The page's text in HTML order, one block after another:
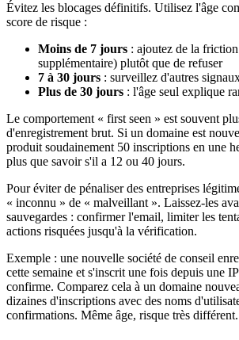
Évitez les blocages définitifs. Utilisez l'âge
score de risque :
Moins de 7 jours : ajoutez de la
supplémentaire) plutôt que de refuser
7 à 30 jours : surveillez d'autres
Plus de 30 jours : l'âge seul explique
Le comportement « first seen » est souvent
d'enregistrement brut. Si un domaine est
produit soudainement 50 inscriptions en une
plus que savoir s'il a 12 ou 40 jours.
Pour éviter de pénaliser des entreprises
« inconnu » de « malveillant ». Laissez-les
sauvegardes : confirmer l'email, limiter les
actions risquées jusqu'à la vérification.
Exemple : une nouvelle société de conseil
cette semaine et s'inscrit une fois depuis une
confirme. Comparez cela à un domaine
dizaines d'inscriptions avec des noms
confirmations. Même âge, risque très différent.